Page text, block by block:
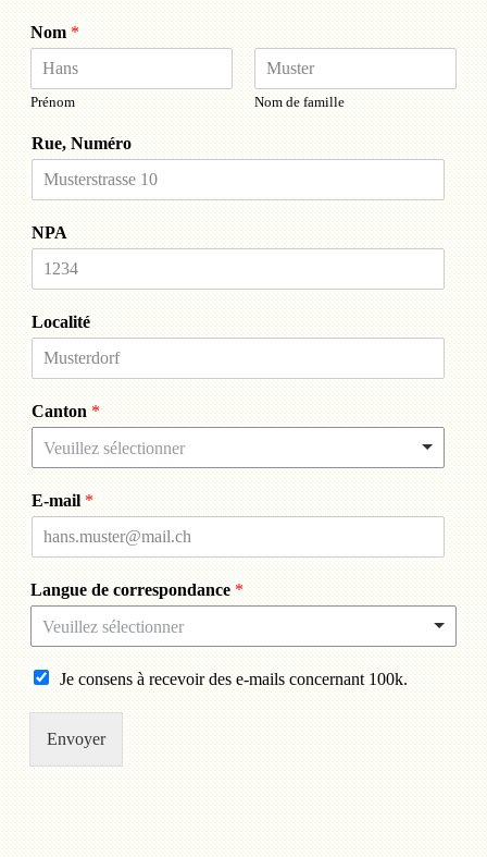
Nom*
Prénom Nom de famille
Rue, Numéro
NPA
Localité
Canton*
Veuillez sélectionner
E-mail*
Langue de correspondance*
Veuillez sélectionner
Je consens à recevoir des e-mails concernant 100k.
Envoyer